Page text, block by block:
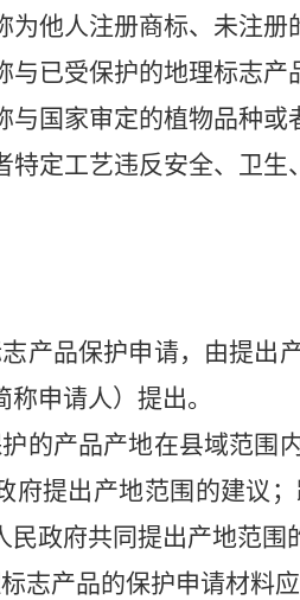
为他人注册商标、未注册
与已受保护的地理标志产
与国家审定的植物品种或
特定工艺违反安全、卫生
产品保护申请，由提出
申请人）提出。
的产品产地在县域范围
府提出产地范围的建议
政府共同提出产地范围
志产品的保护申请材料